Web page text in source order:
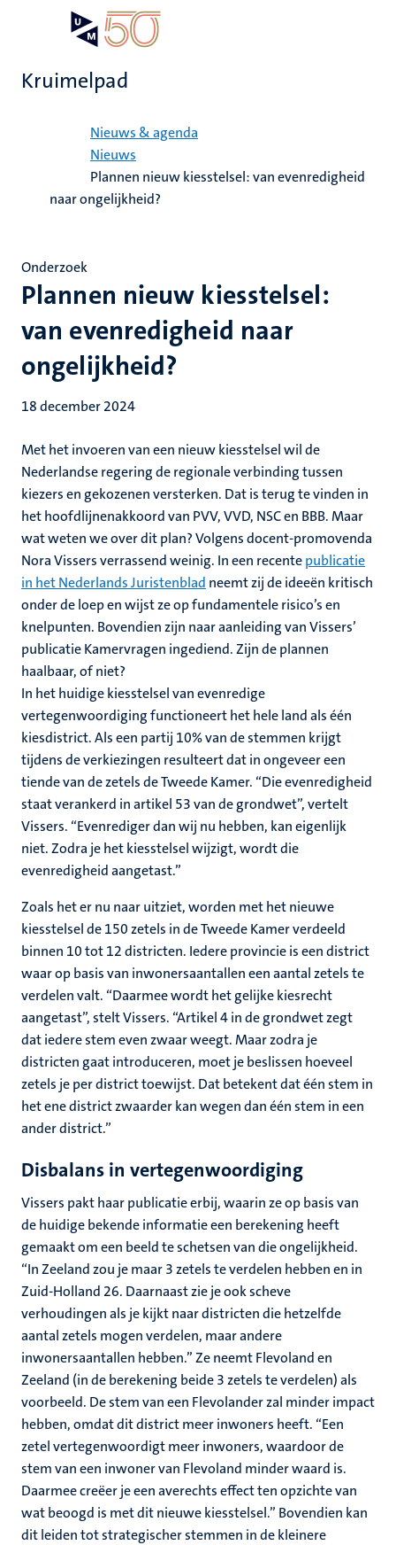
Kruimelpad
Nieuws & agenda
Nieuws
Plannen nieuw kiesstelsel: van evenredigheid
naar ongelijkheid?
Plannen nieuw kiesstelsel:
van evenredigheid naar
ongelijkheid?
Onderzoek
18 december 2024
Met het invoeren van een nieuw kiesstelsel wil de
Nederlandse regering de regionale verbinding tussen
kiezers en gekozenen versterken. Dat is terug te vinden in
het hoofdlijnenakkoord van PVV, VVD, NSC en BBB. Maar
wat weten we over dit plan? Volgens docent-promovenda
Nora Vissers verrassend weinig. In een recentepublicatie
in het Nederlands Juristenblad neemt zij de ideeën kritisch
onder de loep en wijst ze op fundamentele risico’s en
knelpunten. Bovendien zijn naar aanleiding van Vissers’
publicatie Kamervragen ingediend. Zijn de plannen
haalbaar, of niet?
In het huidige kiesstelsel van evenredige
vertegenwoordiging functioneert het hele land als één
kiesdistrict. Als een partij 10% van de stemmen krijgt
tijdens de verkiezingen resulteert dat in ongeveer een
tiende van de zetels de Tweede Kamer. “Die evenredigheid
staat verankerd in artikel 53 van de grondwet”, vertelt
Vissers. “Evenrediger dan wij nu hebben, kan eigenlijk
niet. Zodra je het kiesstelsel wijzigt, wordt die
evenredigheid aangetast.”
Zoals het er nu naar uitziet, worden met het nieuwe
kiesstelsel de 150 zetels in de Tweede Kamer verdeeld
binnen 10 tot 12 districten. Iedere provincie is een district
waar op basis van inwonersaantallen een aantal zetels te
verdelen valt. “Daarmee wordt het gelijke kiesrecht
aangetast”, stelt Vissers. “Artikel 4 in de grondwet zegt
dat iedere stem even zwaar weegt. Maar zodra je
districten gaat introduceren, moet je beslissen hoeveel
zetels je per district toewijst. Dat betekent dat één stem in
het ene district zwaarder kan wegen dan één stem in een
ander district.”
Disbalans in vertegenwoordiging
Vissers pakt haar publicatie erbij, waarin ze op basis van
de huidige bekende informatie een berekening heeft
gemaakt om een beeld te schetsen van die ongelijkheid.
“In Zeeland zou je maar 3 zetels te verdelen hebben en in
Zuid-Holland 26. Daarnaast zie je ook scheve
verhoudingen als je kijkt naar districten die hetzelfde
aantal zetels mogen verdelen, maar andere
inwonersaantallen hebben.” Ze neemt Flevoland en
Zeeland (in de berekening beide 3 zetels te verdelen) als
voorbeeld. De stem van een Flevolander zal minder impact
hebben, omdat dit district meer inwoners heeft. “Een
zetel vertegenwoordigt meer inwoners, waardoor de
stem van een inwoner van Flevoland minder waard is.
Daarmee creëer je een averechts effect ten opzichte van
wat beoogd is met dit nieuwe kiesstelsel.” Bovendien kan
dit leiden tot strategischer stemmen in de kleinere